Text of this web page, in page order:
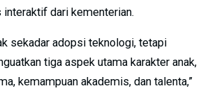
interaktif dari kementerian.
sekadar adopsi teknologi, tetapi
tiga aspek utama karakter anak,
kemampuan akademis, dan talenta,”